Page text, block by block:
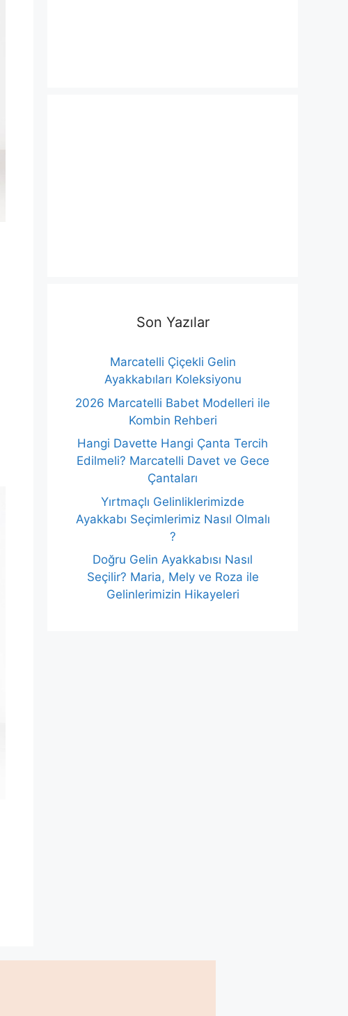
Son Yazılar
Marcatelli Çiçekli Gelin
Ayakkabıları Koleksiyonu
2026 Marcatelli Babet Modelleri ile
Kombin Rehberi
Hangi Davette Hangi Çanta Tercih
Edilmeli? Marcatelli Davet ve Gece
Çantaları
Yırtmaçlı Gelinliklerimizde
Ayakkabı Seçimlerimiz Nasıl Olmalı
?
Doğru Gelin Ayakkabısı Nasıl
Seçilir? Maria, Mely ve Roza ile
Gelinlerimizin Hikayeleri